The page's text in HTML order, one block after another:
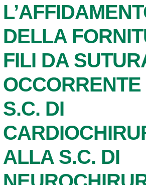
DELLA
FILI DA
S.C. DI
ALLA S.C. DI